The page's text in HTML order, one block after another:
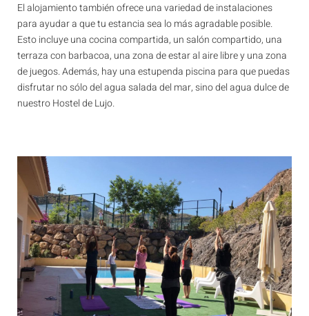
El alojamiento también ofrece una variedad de instalaciones
para ayudar a que tu estancia sea lo más agradable posible.
Esto incluye una cocina compartida, un salón compartido, una
terraza con barbacoa, una zona de estar al aire libre y una zona
de juegos. Además, hay una estupenda piscina para que puedas
disfrutar no sólo del agua salada del mar, sino del agua dulce de
nuestro Hostel de Lujo.